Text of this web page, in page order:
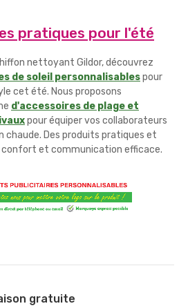
pratiques pour l'été
nettoyant Gildor, découvrez
de soleil personnalisablespour
cet été. Nous proposons
d'accessoires de plage et
pour équiper vos collaborateurs
chaude. Des produits pratiques et
confort et communication efficace.
gratuite